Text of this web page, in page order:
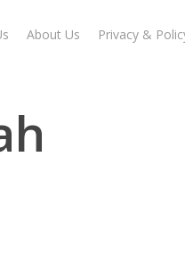
About Us Privacy &